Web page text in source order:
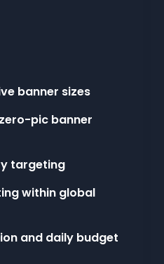
banner sizes
zero-pic banner
targeting
within global
and daily budget